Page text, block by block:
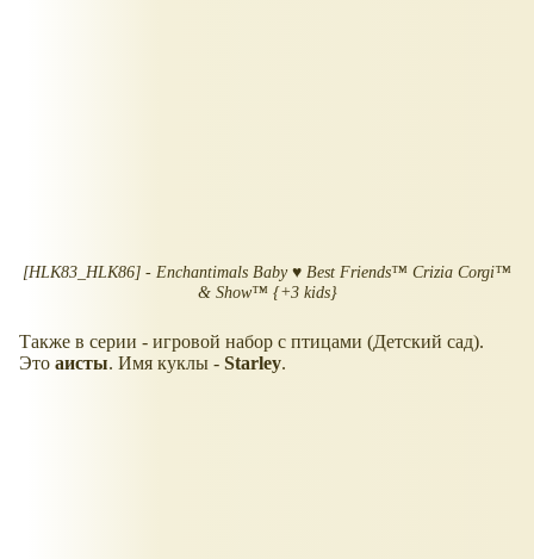
[HLK83_HLK86] - Enchantimals Baby ♥ Best Friends™ Crizia Corgi™
& Show™ {+3 kids}
Также в серии - игровой набор с птицами (Детский сад).
Это аисты. Имя куклы - Starley.